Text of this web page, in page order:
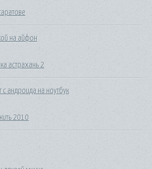
на айфон
астрахань 2
с андроида на ноутбук
2010